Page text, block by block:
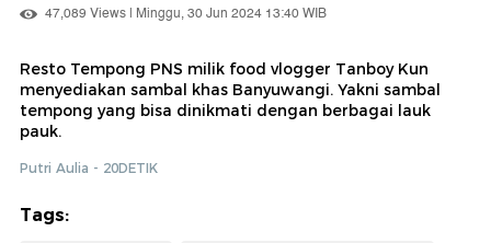
47,089 Views | Minggu, 30 Jun 2024 13:40 WIB
Resto Tempong PNS milik food vlogger Tanboy Kun
menyediakan sambal khas Banyuwangi. Yakni sambal
tempong yang bisa dinikmati dengan berbagai lauk
pauk.
Putri Aulia - 20DETIK
Tags: